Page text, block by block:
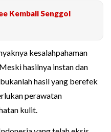
Kembali Senggol
kesalahpahaman
hasilnya instan dan
hasil yang berefek
perawatan
kulit.